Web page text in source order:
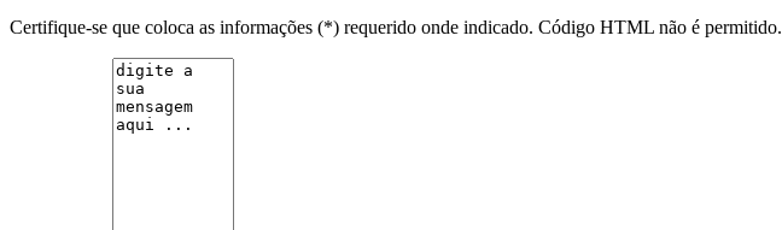
Certifique-se que coloca as informações (*) requerido onde indicado. Código HTML não é permitido.